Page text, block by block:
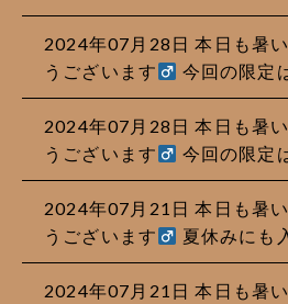
2024年07月28日 本日も暑
うございます‍
今回の限定
2024年07月28日 本日も暑
うございます‍
今回の限定
2024年07月21日 本日も暑
うございます‍
夏休みにも
2024年07月21日 本日も暑